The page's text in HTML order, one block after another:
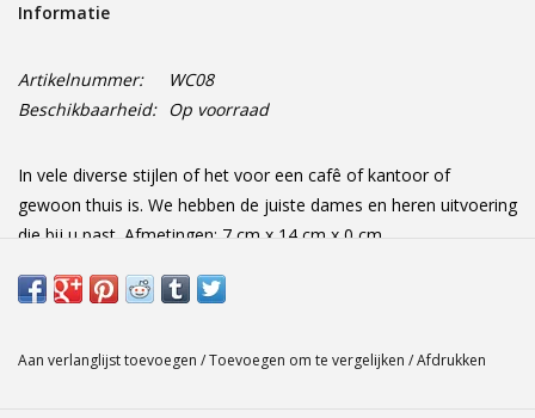
Informatie
Artikelnummer:
WC08
Beschikbaarheid: Op voorraad
In vele diverse stijlen of het voor een cafê of kantoor of
gewoon thuis is. We hebben de juiste dames en heren uitvoering
die bij u past. Afmetingen: 7 cm x 14 cm x 0 cm
Aan verlanglijst toevoegen /Toevoegen om te vergelijken /Afdrukken